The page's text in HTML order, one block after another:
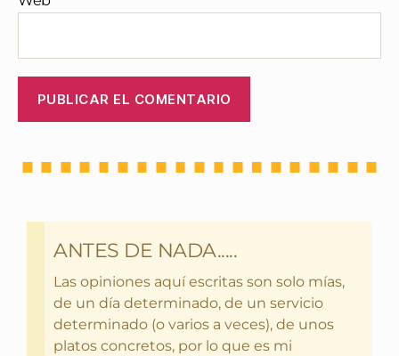
ANTES DE NADA.....
Las opiniones aquí escritas son solo mías,
de un día determinado, de un servicio
determinado (o varios a veces), de unos
platos concretos, por lo que es mi